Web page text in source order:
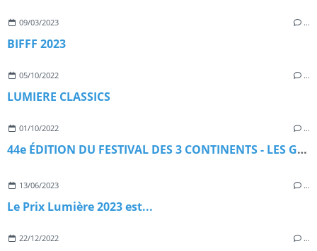
09/03/2023 …
BIFFF 2023
05/10/2022 …
­LUMIERE CLASSICS
01/10/2022 …
44e ÉDITION DU FESTIVAL DES 3 CONTINENTS - LES GRANDS RENDEZ-VOUS
13/06/2023 …
Le Prix Lumière 2023 est...
22/12/2022 …